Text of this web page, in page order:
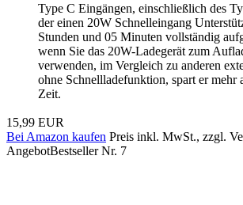
Type C Eingängen, einschließlich des
der einen 20W Schnelleingang
Stunden und 05 Minuten vollständig
wenn Sie das 20W-Ladegerät zum
verwenden, im Vergleich zu anderen
ohne Schnellladefunktion, spart er mehr
Zeit.
15,99 EUR
Bei Amazon kaufen Preis inkl. MwSt., zzgl.
AngebotBestseller Nr. 7